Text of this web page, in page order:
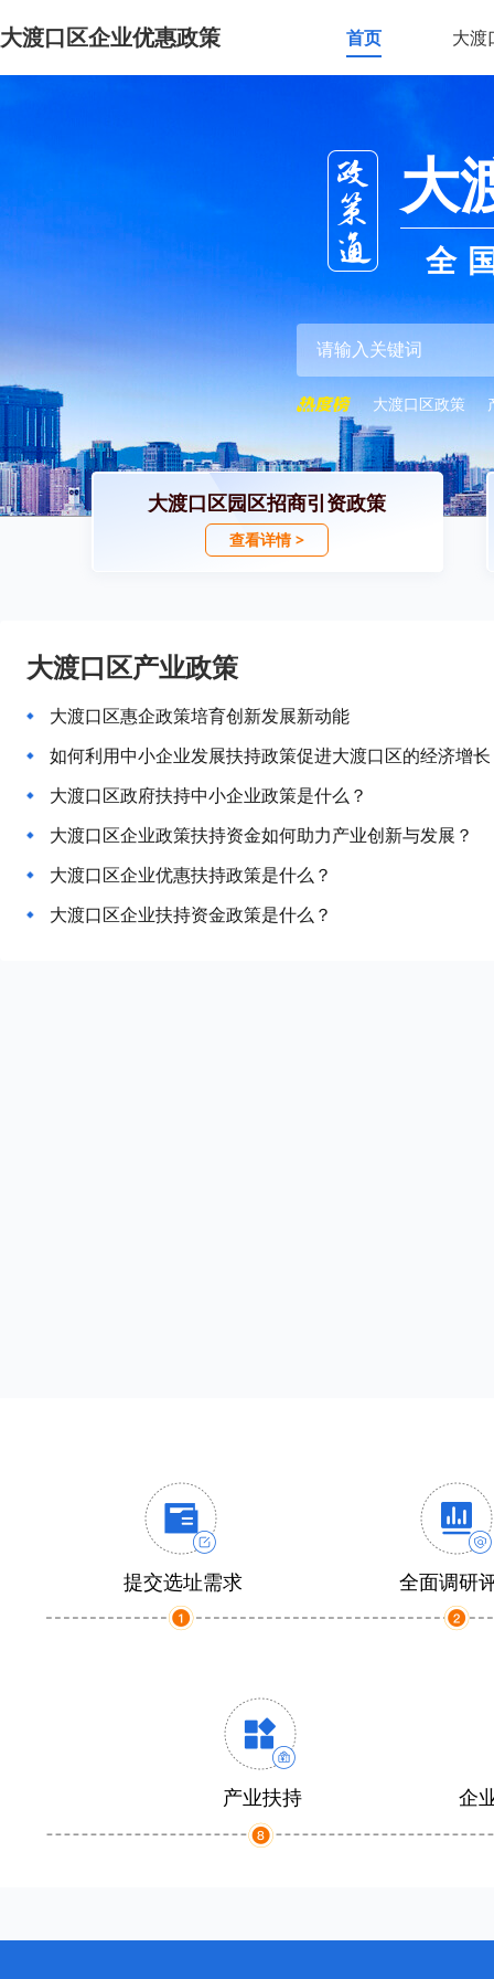
大渡口区企业优惠政策 首页 大渡
大
全
大渡口区政策
大渡口区园区招商引资政策
查看详情 >
大渡口区产业政策
大渡口区惠企政策培育创新发展新动能
如何利用中小企业发展扶持政策促进大渡口区的经济增
大渡口区政府扶持中小企业政策是什么？
大渡口区企业政策扶持资金如何助力产业创新与发展？
大渡口区企业优惠扶持政策是什么？
大渡口区企业扶持资金政策是什么？
提交选址需求 全面调研
产业扶持 企